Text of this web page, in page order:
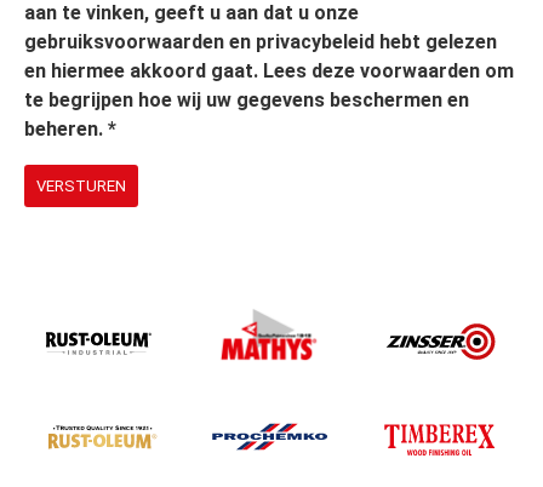
aan te vinken, geeft u aan dat u onze
gebruiksvoorwaarden en privacybeleid hebt gelezen
en hiermee akkoord gaat. Lees deze voorwaarden om
te begrijpen hoe wij uw gegevens beschermen en
beheren. *
VERSTUREN